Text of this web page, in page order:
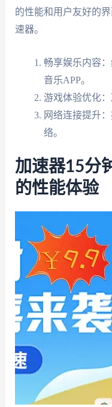
的性能和用户友好的
速器。
畅享娱乐内容
音乐APP。
游戏体验优化
网络连接提升
络。
加速器15分
的性能体验